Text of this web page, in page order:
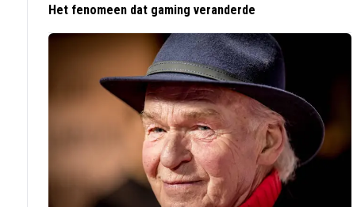
Het fenomeen dat gaming veranderde